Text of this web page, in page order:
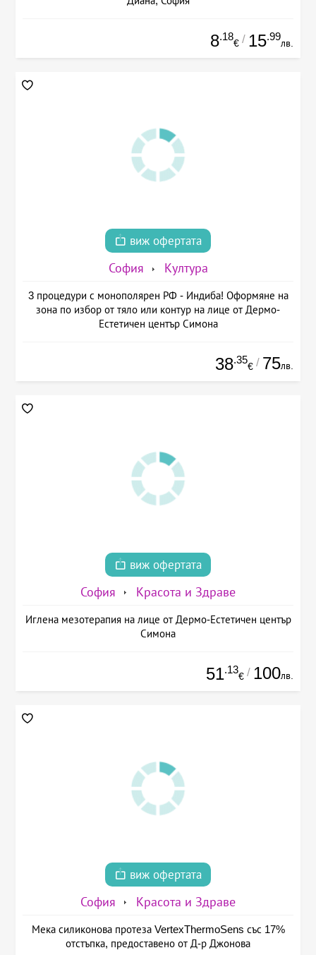
8.18
€ / 15.99
лв.
виж офертата
София Култура
3 процедури с монополярен РФ - Индиба! Оформяне на
зона по избор от тяло или контур на лице от Дермо-
Естетичен център Симона
38.35
€ / 75лв.
виж офертата
София Красота и Здраве
Иглена мезотерапия на лице от Дермо-Естетичен център
Симона
51.13
€ / 100лв.
виж офертата
София Красота и Здраве
Мека силиконова протеза VertexThermoSens със 17%
отстъпка, предоставено от Д-р Джонова